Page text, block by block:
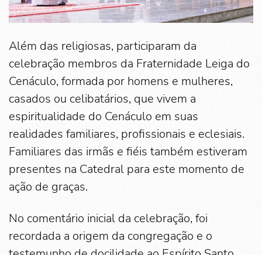
Além das religiosas, participaram da
celebração membros da Fraternidade Leiga do
Cenáculo, formada por homens e mulheres,
casados ou celibatários, que vivem a
espiritualidade do Cenáculo em suas
realidades familiares, profissionais e eclesiais.
Familiares das irmãs e fiéis também estiveram
presentes na Catedral para este momento de
ação de graças.
No comentário inicial da celebração, foi
recordada a origem da congregação e o